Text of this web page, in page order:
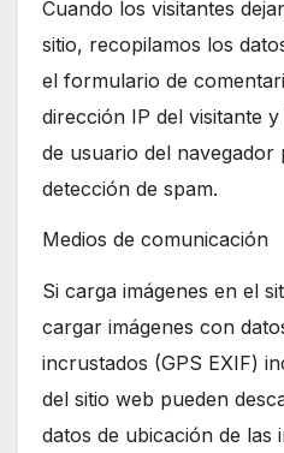
Cuando los visitantes
sitio, recopilamos los
el formulario de
dirección IP del visitante
de usuario del navegador
detección de spam.
Medios de comunicación
Si carga imágenes en el
cargar imágenes con
incrustados (GPS EXIF)
del sitio web pueden
datos de ubicación de las